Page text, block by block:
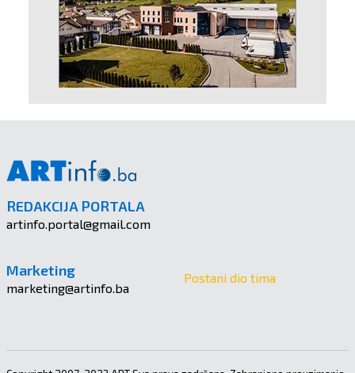
REDAKCIJA PORTALA
artinfo.portal@gmail.com
Marketing
marketing@artinfo.ba
Postani dio tima